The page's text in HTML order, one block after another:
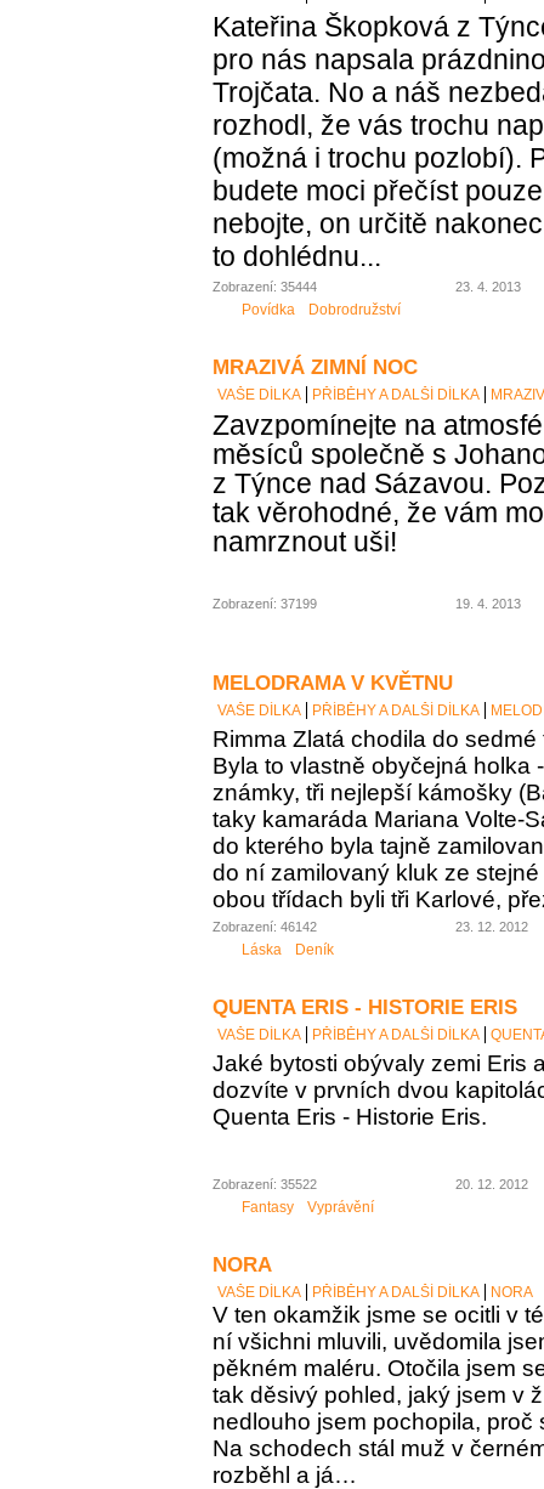
Kateřina Škopková z
pro nás napsala
Trojčata. No a náš
rozhodl, že vás trochu
(možná i trochu pozlobí).
budete moci přečíst
nebojte, on určitě
to dohlédnu...
Zobrazení: 35444 23. 4. 2013
Povídka Dobrodružství
MRAZIVÁ ZIMNÍ NOC
VAŠE DÍLKA PŘÍBĚHY A DALŠÍ DÍLKA
Zavzpomínejte na
měsíců společně s
z Týnce nad Sázavou.
tak věrohodné, že vám
namrznout uši!
Zobrazení: 37199 19. 4. 2013
MELODRAMA V KVĚTNU
VAŠE DÍLKA PŘÍBĚHY A DALŠÍ DÍLKA
Rimma Zlatá chodila do
Byla to vlastně obyčejná holka
známky, tři nejlepší kámošky
taky kamaráda Mariana Volte-
do kterého byla tajně
do ní zamilovaný kluk ze
obou třídach byli tři Karlové,
Zobrazení: 46142 23. 12. 2012
Láska Deník
QUENTA ERIS - HISTORIE ERIS
VAŠE DÍLKA PŘÍBĚHY A DALŠÍ DÍLKA
Jaké bytosti obývaly zemi Eris
dozvíte v prvních dvou
Quenta Eris - Historie Eris.
Zobrazení: 35522 20. 12. 2012
Fantasy Vyprávění
NORA
VAŠE DÍLKA PŘÍBĚHY A DALŠÍ DÍLKA NORA
V ten okamžik jsme se ocitli v
ní všichni mluvili, uvědomila
pěkném maléru. Otočila jsem
tak děsivý pohled, jaký jsem v
nedlouho jsem pochopila, proč
Na schodech stál muž v
rozběhl a já…